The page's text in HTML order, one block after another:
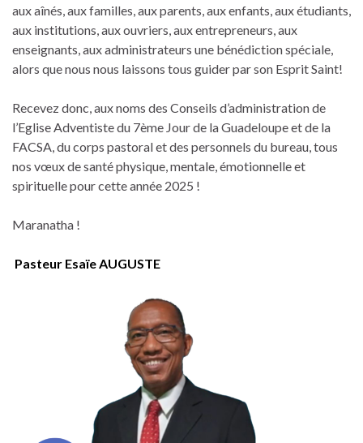
aux aînés, aux familles, aux parents, aux enfants, aux étudiants,
aux institutions, aux ouvriers, aux entrepreneurs, aux
enseignants, aux administrateurs une bénédiction spéciale,
alors que nous nous laissons tous guider par son Esprit Saint!
Recevez donc, aux noms des Conseils d’administration de
l’Eglise Adventiste du 7ème Jour de la Guadeloupe et de la
FACSA, du corps pastoral et des personnels du bureau, tous
nos vœux de santé physique, mentale, émotionnelle et
spirituelle pour cette année 2025 !
Maranatha !
Pasteur Esaïe AUGUSTE